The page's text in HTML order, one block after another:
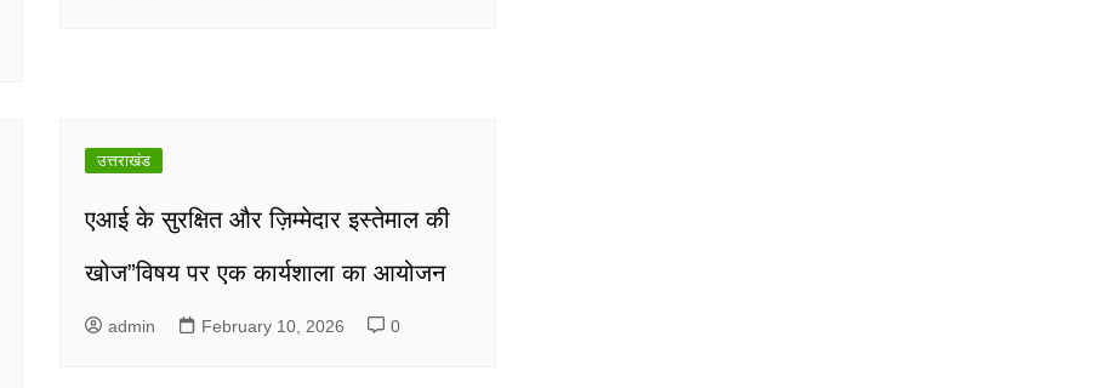
उत्तराखंड
एआई के सुरक्षित और ज़िम्मेदार इस्तेमाल की
खोज”विषय पर एक कार्यशाला का आयोजन
admin February 10, 2026 0